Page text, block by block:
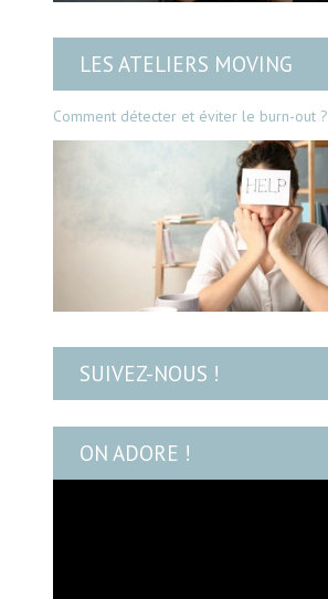
LES ATELIERS MOVING
Comment détecter et éviter le burn-out ?
SUIVEZ-NOUS !
ON ADORE !